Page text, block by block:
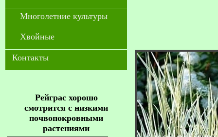
Многолетние культуры
Хвойные
Контакты
Рейграс хорошо
смотрится с низкими
почвопокровными
растениями